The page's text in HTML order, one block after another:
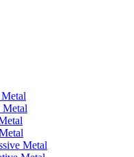
Metal
Metal